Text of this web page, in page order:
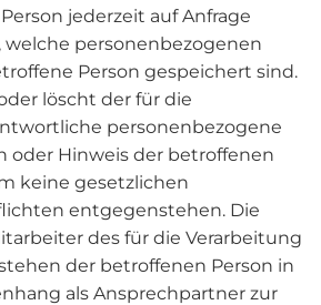
jederzeit auf Anfrage
personenbezogenen
Person gespeichert sind.
löscht der für die
personenbezogene
oder Hinweis der betroffenen
keine gesetzlichen
entgegenstehen. Die
des für die Verarbeitung
der betroffenen Person in
als Ansprechpartner zur